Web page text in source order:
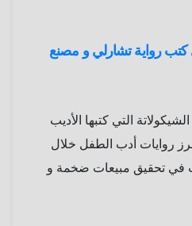
كتب رواية تشارلي و مصنع
التي كتبها الأديب
روايات أدب الطفل خلال
في تحقيق مبيعات ضخمة و